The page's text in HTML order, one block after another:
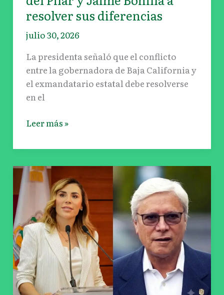
resolver sus diferencias
julio 30, 2026
La presidenta señaló que el conflicto
entre la gobernadora de Baja California y
el exmandatario estatal debe resolverse
en el
diferencias
Leer más »
Marina
del
confirma
que
presentó
una
denuncia
por